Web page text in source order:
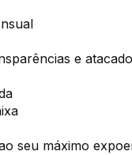
e
seu máximo